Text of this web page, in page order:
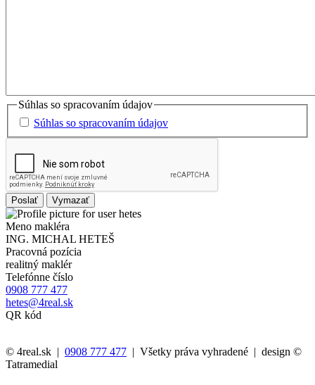
Súhlas so spracovaním údajov
Súhlas so spracovaním údajov
Meno makléra
ING. MICHAL HETEŠ
Pracovná pozícia
realitný maklér
Telefónne číslo
0908 777 477
hetes@4real.sk
QR kód
© 4real.sk | 0908 777 477 | Všetky práva vyhradené | design ©
Tatramedial